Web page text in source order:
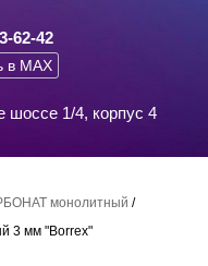
62-42
в MAX
шоссе 1/4, корпус 4
монолитный /
3 мм "Borrex"